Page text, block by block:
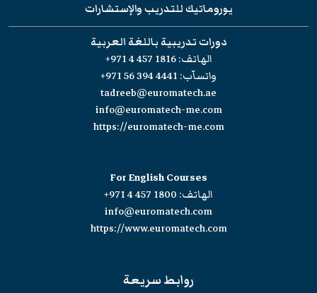
يوروماتيك للتدريب والإستشارات
دورات تدريبية باللغة العربية
الهاتف:+971 4 457 1816
واتسآب:+971 56 394 4441
tadreeb@euromatech.ae
info@euromatech-me.com
https://euromatech-me.com
For English Courses
الهاتف: +971 4 457 1800
info@euromatech.com
https://www.euromatech.com
روابط سريعة